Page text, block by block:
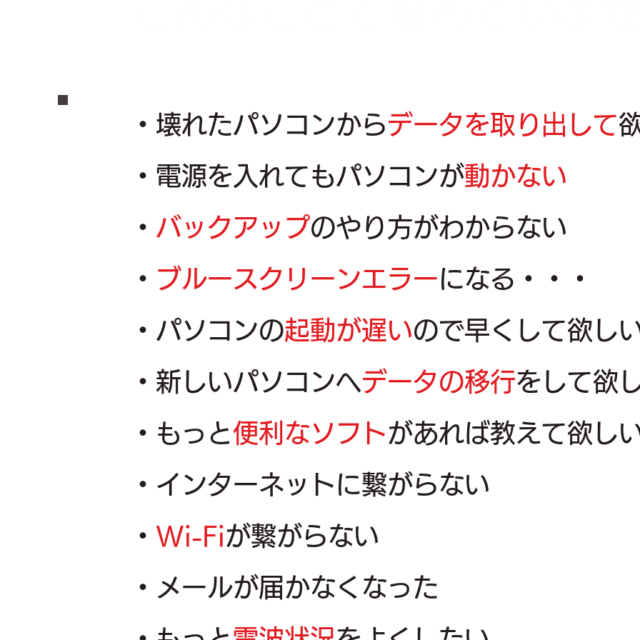
​・壊れたパソコンからデータを取り出して
・電源を入れてもパソコンが動かない
・ バックアップのやり方がわからない
・ ブルースクリーンエラーになる・・・
・パソコンの起動が遅いので早くして欲し
・新しいパソコンへデータの移行をして欲
・もっと便利なソフトがあれば教えて欲し
・インターネットに繋がらない
・ Wi-Fiが繋がらない
・メールが届かなくなった